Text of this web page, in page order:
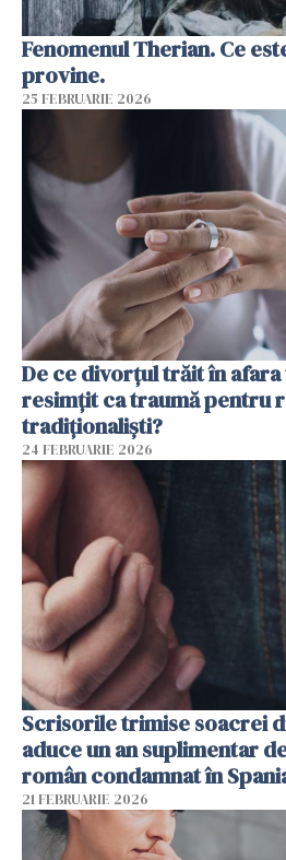
Fenomenul Therian. Ce
provine.
25 FEBRUARIE 2026
De ce divorțul trăit în
resimțit ca traumă pentru
tradiționaliști?
24 FEBRUARIE 2026
Scrisorile trimise soacrei
aduce un an suplimentar
român condamnat în
21 FEBRUARIE 2026